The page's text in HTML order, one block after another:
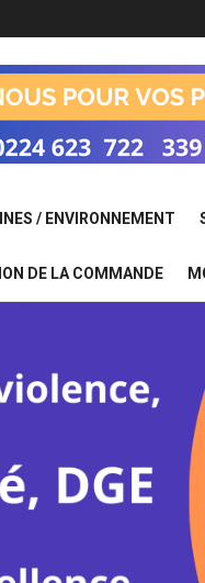
/ ENVIRONNEMENT
DE LA COMMANDE